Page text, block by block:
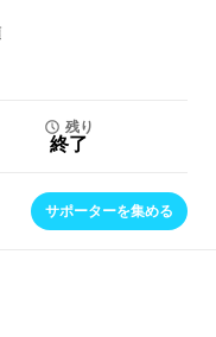
残り
終了
サポーターを集める